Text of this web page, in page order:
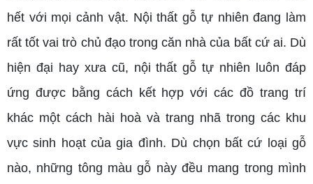
hết với mọi cảnh vật. Nội thất gỗ tự nhiên đang làm
rất tốt vai trò chủ đạo trong căn nhà của bất cứ ai. Dù
hiện đại hay xưa cũ, nội thất gỗ tự nhiên luôn đáp
ứng được bằng cách kết hợp với các đồ trang trí
khác một cách hài hoà và trang nhã trong các khu
vực sinh hoạt của gia đình. Dù chọn bất cứ loại gỗ
nào, những tông màu gỗ này đều mang trong mình